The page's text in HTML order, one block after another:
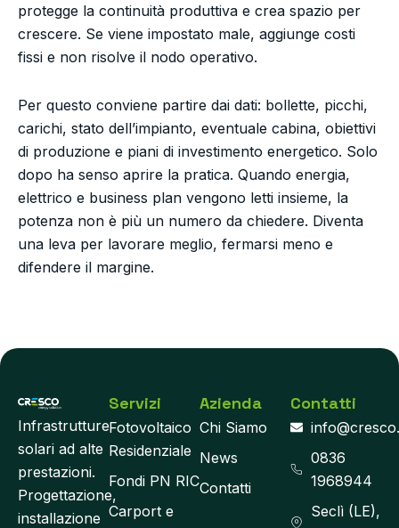
protegge la continuità produttiva e crea spazio per
crescere. Se viene impostato male, aggiunge costi
fissi e non risolve il nodo operativo.
Per questo conviene partire dai dati: bollette, picchi,
carichi, stato dell’impianto, eventuale cabina, obiettivi
di produzione e piani di investimento energetico. Solo
dopo ha senso aprire la pratica. Quando energia,
elettrico e business plan vengono letti insieme, la
potenza non è più un numero da chiedere. Diventa
una leva per lavorare meglio, fermarsi meno e
difendere il margine.
Infrastrutture
solari ad alte
prestazioni.
Progettazione,
installazione
Servizi
Fotovoltaico
Residenziale
Fondi PN RIC
Carport e
Azienda
Chi Siamo
News
Contatti
Contatti
0836
1968944
Seclì (LE),